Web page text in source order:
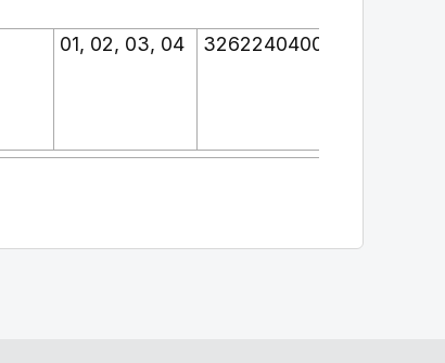
01, 02, 03, 04 32622404000